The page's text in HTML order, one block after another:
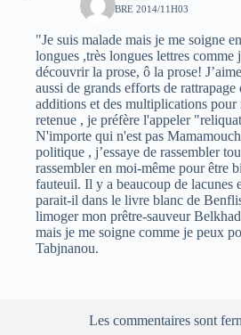
7 OCTOBRE 2014/11H03
"Je suis malade mais je me soigne
longues ,très longues lettres comme
découvrir la prose, ô la prose!
aussi de grands efforts de rattrapage
additions et des multiplications pour
retenue , je préfère l'appeler
N'importe qui n'est pas
politique , j’essaye de rassembler
rassembler en moi-même pour être
fauteuil. Il y a beaucoup de lacunes
parait-il dans le livre blanc de
limoger mon prêtre-sauveur
mais je me soigne comme je peux
Tabjnanou.
Les commentaires sont